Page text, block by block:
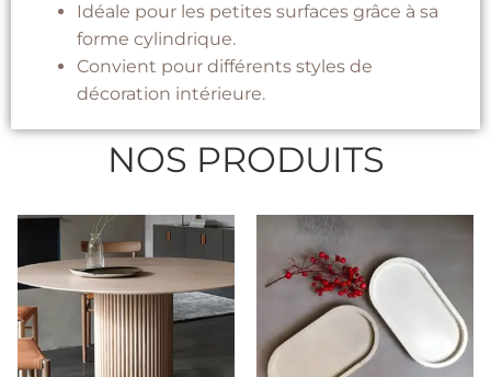
Idéale pour les petites surfaces grâce à sa
forme cylindrique.
Convient pour différents styles de
décoration intérieure.
NOS PRODUITS